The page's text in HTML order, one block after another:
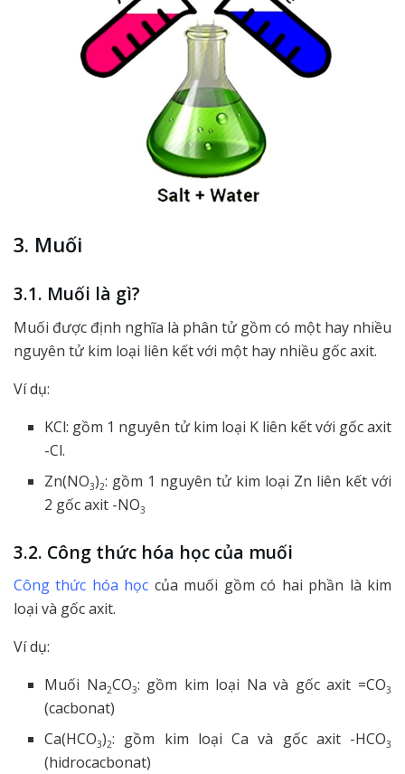
3. Muối
3.1. Muối là gì?
Muối được định nghĩa là phân tử gồm có một hay nhiều
nguyên tử kim loại liên kết với một hay nhiều gốc axit.
Ví dụ:
KCl: gồm 1 nguyên tử kim loại K liên kết với gốc axit
-Cl.
Zn(NO3)2: gồm 1 nguyên tử kim loại Zn liên kết với
2 gốc axit -NO3
3.2. Công thức hóa học của muối
Công thức hóa học của muối gồm có hai phần là kim
loại và gốc axit.
Ví dụ:
Muối Na2CO3: gồm kim loại Na và gốc axit =CO3
(cacbonat)
Ca(HCO3)2: gồm kim loại Ca và gốc axit -HCO3
(hidrocacbonat)